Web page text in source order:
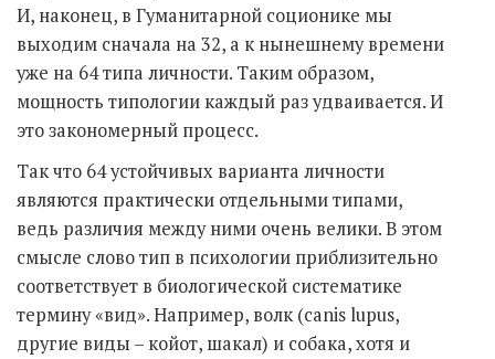
И, наконец, в Гуманитарной соционике мы
выходим сначала на 32, а к нынешнему времени
уже на 64 типа личности. Таким образом,
мощность типологии каждый раз удваивается. И
это закономерный процесс.
Так что 64 устойчивых варианта личности
являются практически отдельными типами,
ведь различия между ними очень велики. В этом
смысле слово тип в психологии приблизительно
соответствует в биологической систематике
термину «вид». Например, волк (canis lupus,
другие виды – койот, шакал) и собака, хотя и